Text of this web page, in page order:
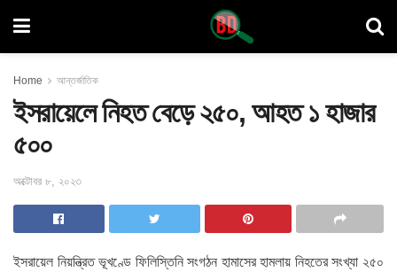
Home আন্তর্জাতিক
ইসরায়েলে নিহত বেড়ে ২৫০, আহত ১ হাজার
৫০০
অক্টোবর ৮, ২০২৩
ইসরায়েল নিয়ন্ত্রিত ভূখণ্ডে ফিলিস্তিনি সংগঠন হামাসের হামলায় নিহতের সংখ্যা ২৫০